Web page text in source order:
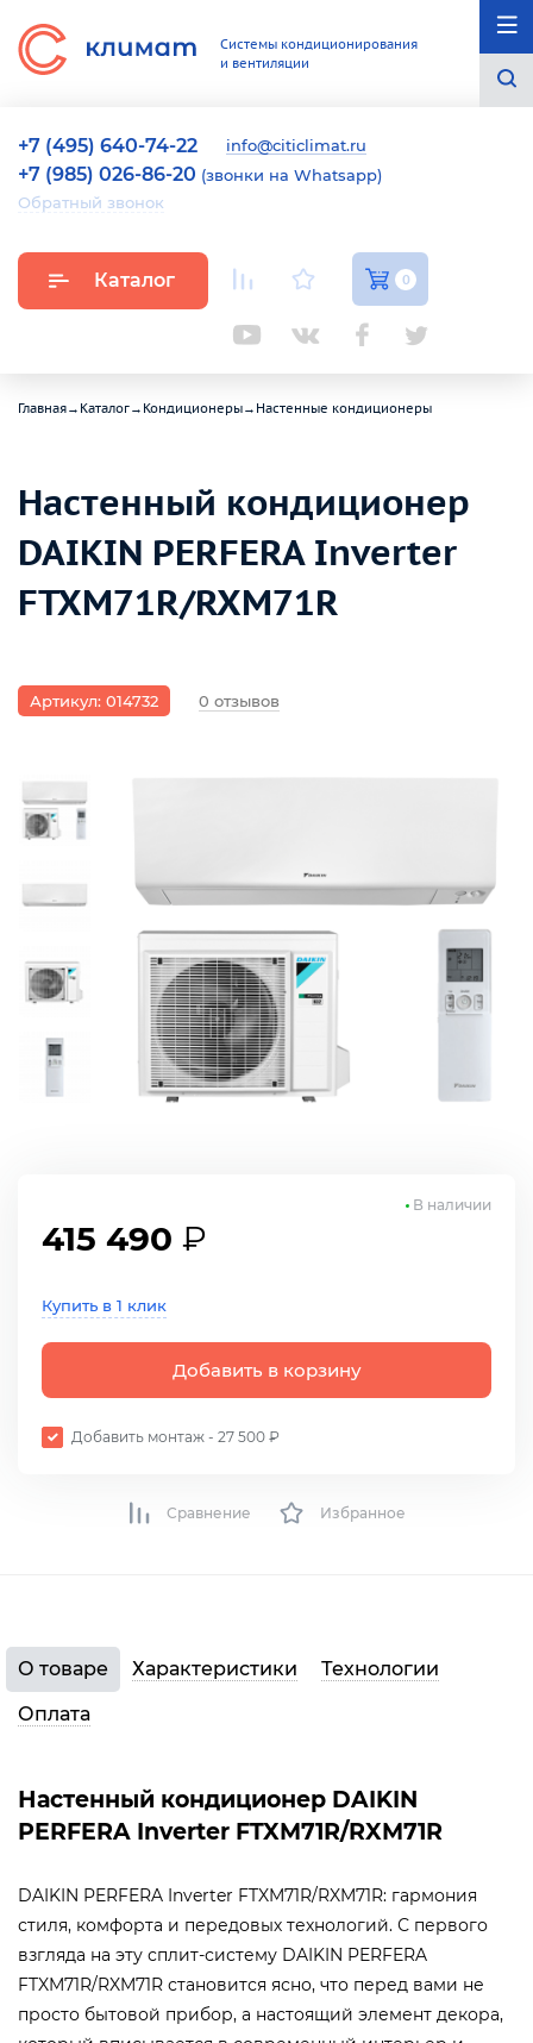
Системы кондиционирования
и вентиляции
+7 (495) 640-74-22 info@citiclimat.ru
+7 (985) 026-86-20 (звонки на Whatsapp)
Обратный звонок
Каталог 0
Главная→ Каталог→ Кондиционеры→ Настенные кондиционеры
Настенный кондиционер
DAIKIN PERFERA Inverter
FTXM71R/RXM71R
Артикул: 014732 0 отзывов
415 490 ₽
Купить в 1 клик
Добавить в корзину
Добавить монтаж - 27 500 ₽
В наличии
Сравнение Избранное
О товаре Характеристики
Технологии
Оплата
Настенный кондиционер DAIKIN
PERFERA Inverter FTXM71R/RXM71R
DAIKIN PERFERA Inverter FTXM71R/RXM71R: гармония
стиля, комфорта и передовых технологий. С первого
взгляда на эту сплит-систему DAIKIN PERFERA
FTXM71R/RXM71R становится ясно, что перед вами не
просто бытовой прибор, а настоящий элемент декора,